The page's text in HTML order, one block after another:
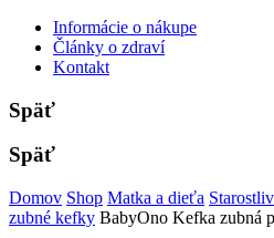
Informácie o nákupe
Články o zdraví
Kontakt
Späť
Späť
Domov Shop Matka a dieťa
zubné kefky BabyOno Kefka zubná